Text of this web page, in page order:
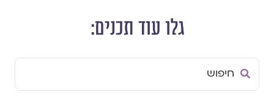
גלו עוד תכנים:
Search